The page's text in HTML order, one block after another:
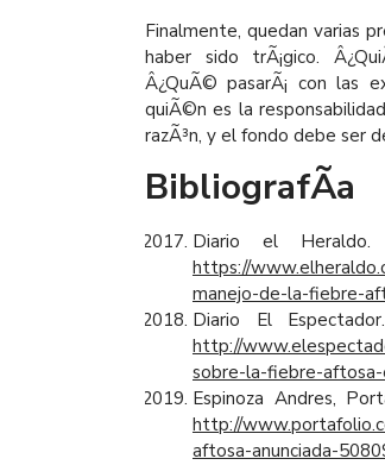
Finalmente, quedan varias
haber sido trÃ¡gico.
Â¿QuÃ© pasarÃ¡ con las
quiÃ©n es la
razÃ³n, y el fondo debe ser
BibliografÃ­a
Diario el
https://
manejo-de-la-fiebre-
Diario El
http://
sobre-la-fiebre-
Espinoza Andres,
http://
aftosa-anunciada-